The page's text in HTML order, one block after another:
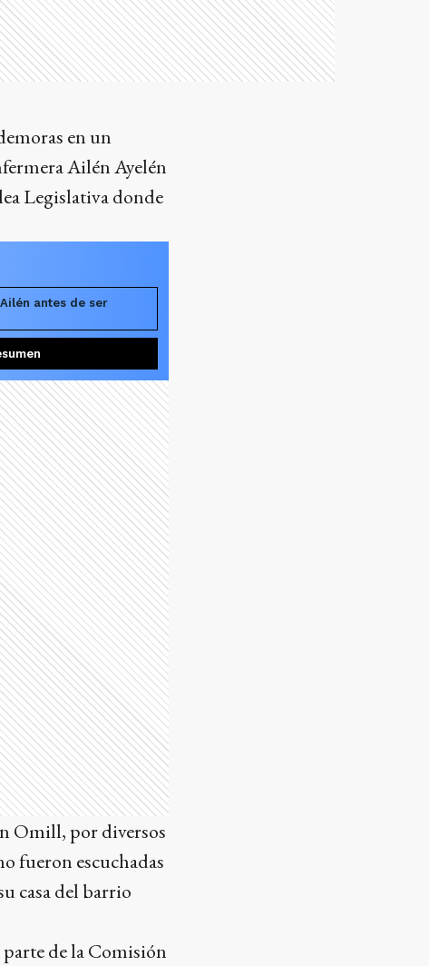
en un
Ailén Ayelén
Legislativa donde
antes de ser
Omill, por diversos
fueron escuchadas
casa del barrio
parte de la Comisión